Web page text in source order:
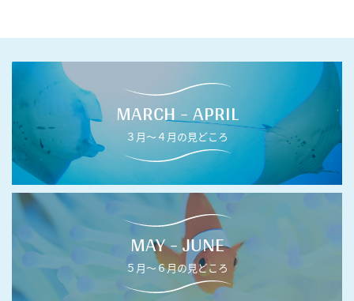
MARCH - APRIL
３月〜４月の見どころ
MAY - JUNE
５月〜６月の見どころ